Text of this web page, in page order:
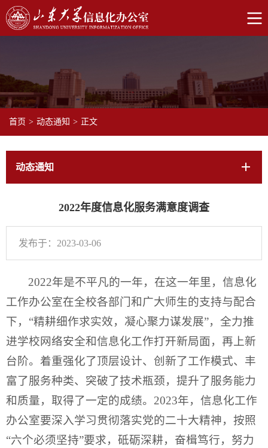
首页 > 动态通知 > 正文
动态通知
2022年度信息化服务满意度调查
发布于：2023-03-06
2022年是不平凡的一年，在这一年里，信息化
工作办公室在全校各部门和广大师生的支持与配合
下，“精耕细作求实效，凝心聚力谋发展”，全力推
进学校网络安全和信息化工作打开新局面，再上新
台阶。着重强化了顶层设计、创新了工作模式、丰
富了服务种类、突破了技术瓶颈，提升了服务能力
和质量，取得了一定的成绩。2023年，信息化工作
办公室要深入学习贯彻落实党的二十大精神，按照
“六个必须坚持”要求，砥砺深耕，奋楫笃行，努力